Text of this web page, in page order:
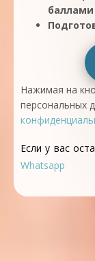
Нажимая на
персональных
Если у вас
Whatsapp